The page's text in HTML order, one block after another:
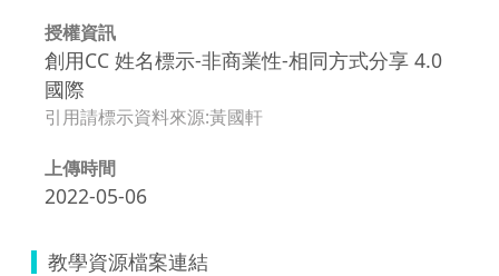
授權資訊
創用CC 姓名標示-非商業性-相同方式分享 4.0
國際
引用請標示資料來源:黃國軒
上傳時間
2022-05-06
教學資源檔案連結